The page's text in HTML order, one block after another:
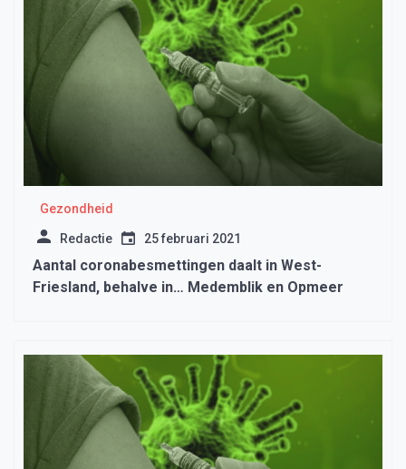
Gezondheid
Redactie 25 februari 2021
Aantal coronabesmettingen daalt in West-
Friesland, behalve in… Medemblik en Opmeer